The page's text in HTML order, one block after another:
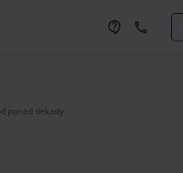
ponad dekady